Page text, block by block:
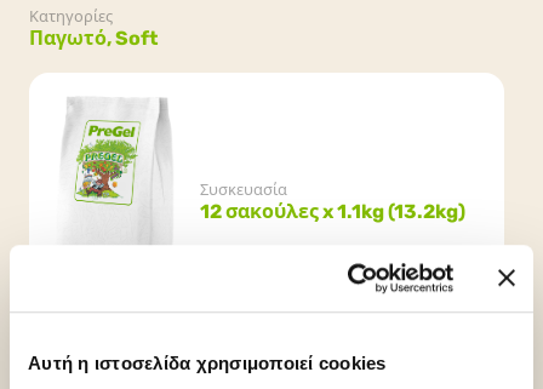
Αυτή η ιστοσελίδα χρησιμοποιεί cookies
Κατηγορίες
Παγωτό,Soft
Συσκευασία
12 σακούλες x 1.1kg (13.2kg)